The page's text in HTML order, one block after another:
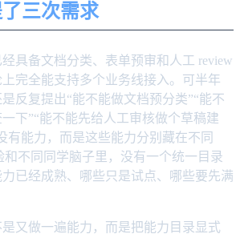
三次需求
具备文档分类、表单预审和人工 review
完全能支持多个业务线接入。可半年
反复提出“能不能做文档预分类”“能不
下”“能不能先给人工审核做个草稿建
有能力，而是这些能力分别藏在不同
和不同同学脑子里，没有一个统一目录
已经成熟、哪些只是试点、哪些要先满
又做一遍能力，而是把能力目录显式